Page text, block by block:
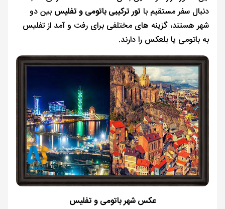
‌دنبال سفر مستقیم با تور ترکیبی باتومی و تفلیس بین دو
شهر هستند، گزینه‌ های مختلفی برای رفت و آمد از تفلیس
به باتومی یا بلعکس را دارند.
عکس شهر باتومی و تفلیس